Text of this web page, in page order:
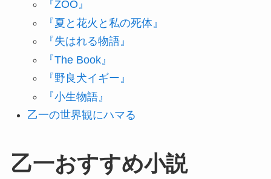
『ZOO』
『夏と花火と私の死体』
『失はれる物語』
『The Book』
『野良犬イギー』
『小生物語』
乙一の世界観にハマる
乙一おすすめ小説